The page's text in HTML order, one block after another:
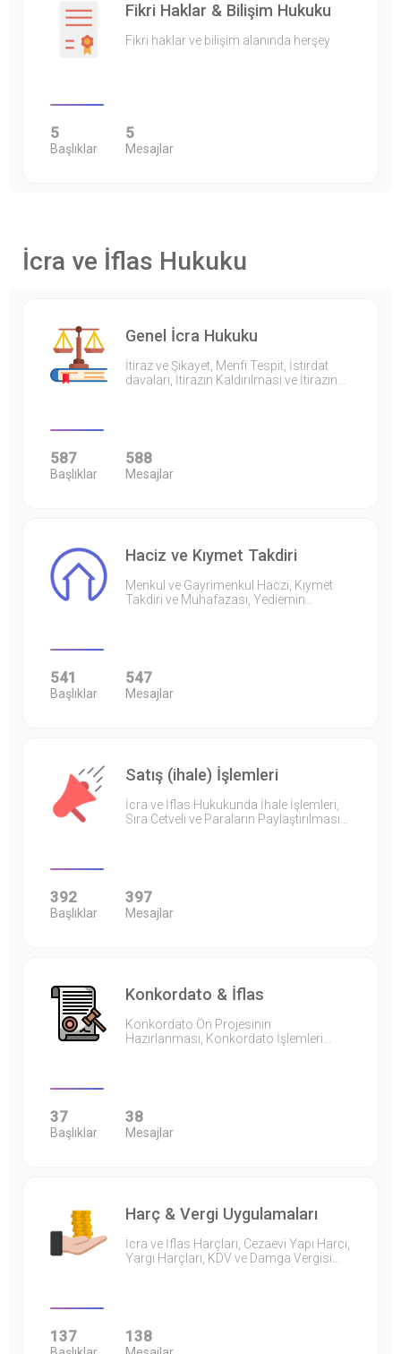
Fikri Haklar & Bilişim Hukuku
Fikri haklar ve bilişim alanında herşey
5
Başlıklar
5
Mesajlar
İcra ve İflas Hukuku
Genel İcra Hukuku
İtiraz ve Şikayet, Menfi Tespit, İstirdat
davaları, İtirazın Kaldırılması ve İtirazın…
587
Başlıklar
588
Mesajlar
Haciz ve Kıymet Takdiri
Menkul ve Gayrimenkul Haczi, Kıymet
Takdiri ve Muhafazası, Yediemin…
541
Başlıklar
547
Mesajlar
Satış (ihale) İşlemleri
İcra ve İflas Hukukunda İhale İşlemleri,
Sıra Cetveli ve Paraların Paylaştırılması…
392
Başlıklar
397
Mesajlar
Konkordato & İflas
Konkordato Ön Projesinin
Hazırlanması, Konkordato İşlemleri…
37
Başlıklar
38
Mesajlar
Harç & Vergi Uygulamaları
İcra ve İflas Harçları, Cezaevi Yapı Harcı,
Yargı Harçları, KDV ve Damga Vergisi…
137 138